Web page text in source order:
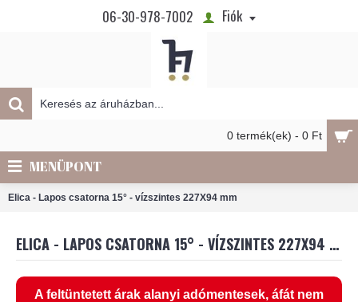
06-30-978-7002 Fiók
0 termék(ek) - 0 Ft
MENÜPONT
Elica - Lapos csatorna 15° - vízszintes 227X94 mm
ELICA - LAPOS CSATORNA 15° - VÍZSZINTES 227X94 MM
A feltüntetett árak alanyi adómentesek, áfát nem